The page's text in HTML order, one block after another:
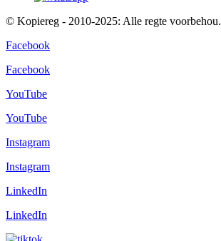
© Kopiereg - 2010-2025: Alle regte voorbehou.
Facebook
Facebook
YouTube
YouTube
Instagram
Instagram
LinkedIn
LinkedIn